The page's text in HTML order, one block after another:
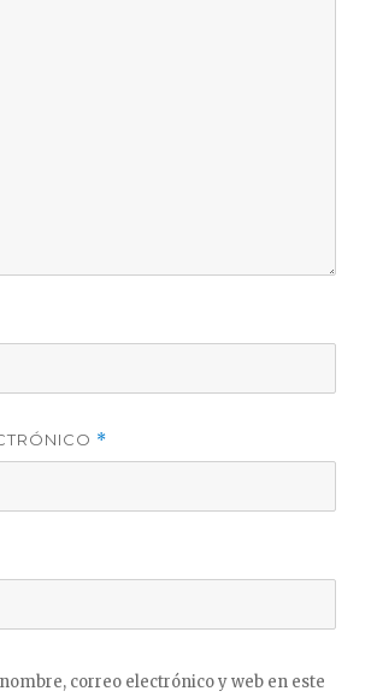
*
correo electrónico y web en este